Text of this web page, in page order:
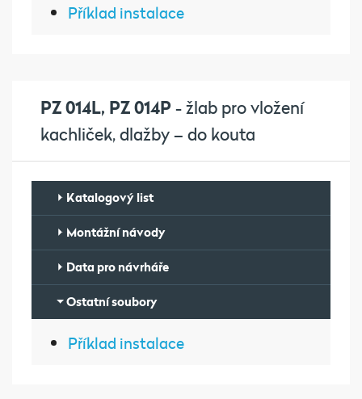
Příklad instalace
PZ 014L, PZ 014P - žlab pro vložení
kachliček, dlažby – do kouta
Katalogový list
Montážní návody
Data pro návrháře
Ostatní soubory
Příklad instalace